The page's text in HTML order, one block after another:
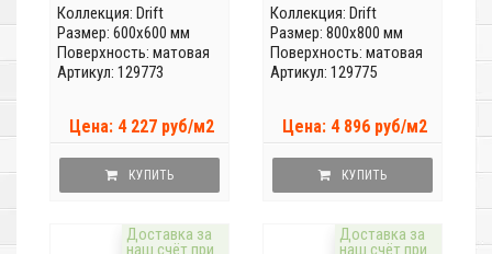
Коллекция: Drift
Размер: 600x600 мм
Поверхность: матовая
Артикул: 129773
Цена: 4 227 руб/м2
КУПИТЬ
Коллекция: Drift
Размер: 800x800 мм
Поверхность: матовая
Артикул: 129775
Цена: 4 896 руб/м2
КУПИТЬ
Доставка за
наш счёт при
Доставка за
наш счёт при